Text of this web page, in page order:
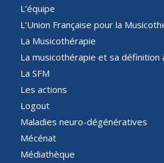
L’équipe
L’Union Française pour la
La Musicothérapie
La musicothérapie et sa définition
La SFM
Les actions
Logout
Maladies neuro-dégénératives
Mécénat
Médiathèque